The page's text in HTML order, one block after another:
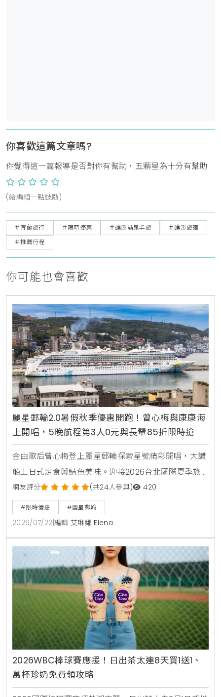
你喜歡這篇文章嗎?
你覺得這一篇報導是否對你有幫助，五顆星為十分有幫助
(給編輯一點鼓勵)
＃宜蘭旅行 ＃限時優惠 ＃礁溪晶泉丰旅
＃礁溪旅宿
＃推薦行程
你可能也會喜歡
麗星郵輪2.0暑假秋季優惠開跑！曾心梅與康康海
上開唱，5晚航程第3人0元與長輩85折限時搶
金曲歌后曾心梅登上麗星郵輪探索星號精彩開唱，大讚
船上日式定食與鯖魚美味。迎接2026台北國際夏季旅
展，麗星郵輪2.0推出暑假與秋季限時折扣，包含5晚以
上航程第3人0元，60歲以上85折，還有康康與紀曉君
星光演唱會，星海夏令營等豐富行程。
網友評分 (共24人參與) 420
#限時優惠 #麗星郵輪
2026/07/22 編輯 艾琳娜 Elena
2026WBC棒球賽應援！日出茶太連8天買1送1、
萬杯珍奶免費領攻略